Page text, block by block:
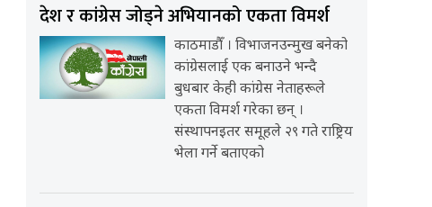
देश र कांग्रेस जोड्ने अभियानको एकता विमर्श
काठमाडौँ । विभाजनउन्मुख बनेको
कांग्रेसलाई एक बनाउने भन्दै
बुधबार केही कांग्रेस नेताहरूले
एकता विमर्श गरेका छन् ।
संस्थापनइतर समूहले २९ गते राष्ट्रिय
भेला गर्ने बताएको